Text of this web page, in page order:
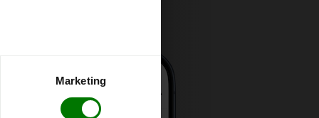
Marketing